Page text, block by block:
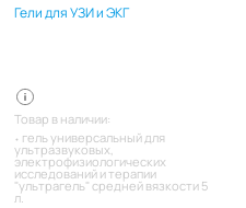
Гели для УЗИ и ЭКГ
Товар в наличии:
гель универсальный для
ультразвуковых,
электрофизиологических
исследований и терапии
"ультрагель" средней вязкости 5
л.